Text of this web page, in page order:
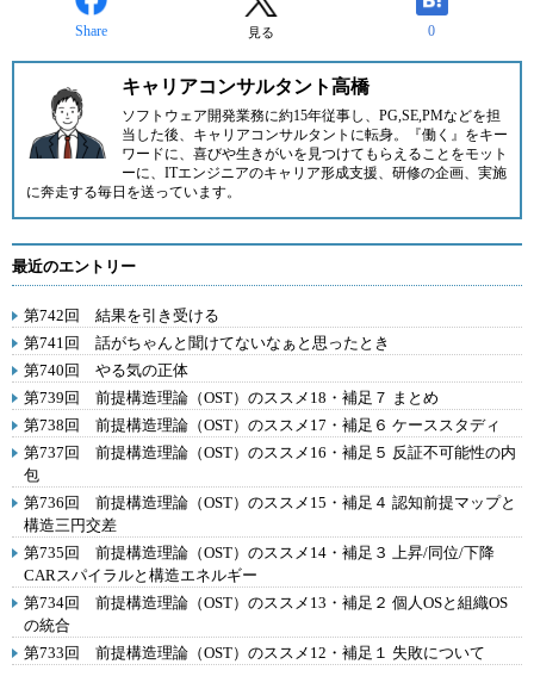
Share 見る 0
キャリアコンサルタント高橋
ソフトウェア開発業務に約15年従事し、PG,SE,PMなどを担
当した後、キャリアコンサルタントに転身。『働く』をキー
ワードに、喜びや生きがいを見つけてもらえることをモット
ーに、ITエンジニアのキャリア形成支援、研修の企画、実施
に奔走する毎日を送っています。
最近のエントリー
第742回 結果を引き受ける
第741回 話がちゃんと聞けてないなぁと思ったとき
第740回 やる気の正体
第739回 前提構造理論（OST）のススメ18・補足７ まとめ
第738回 前提構造理論（OST）のススメ17・補足６ ケーススタディ
第737回 前提構造理論（OST）のススメ16・補足５ 反証不可能性の内
包
第736回 前提構造理論（OST）のススメ15・補足４ 認知前提マップと
構造三円交差
第735回 前提構造理論（OST）のススメ14・補足３ 上昇/同位/下降
CARスパイラルと構造エネルギー
第734回 前提構造理論（OST）のススメ13・補足２ 個人OSと組織OS
の統合
第733回 前提構造理論（OST）のススメ12・補足１ 失敗について